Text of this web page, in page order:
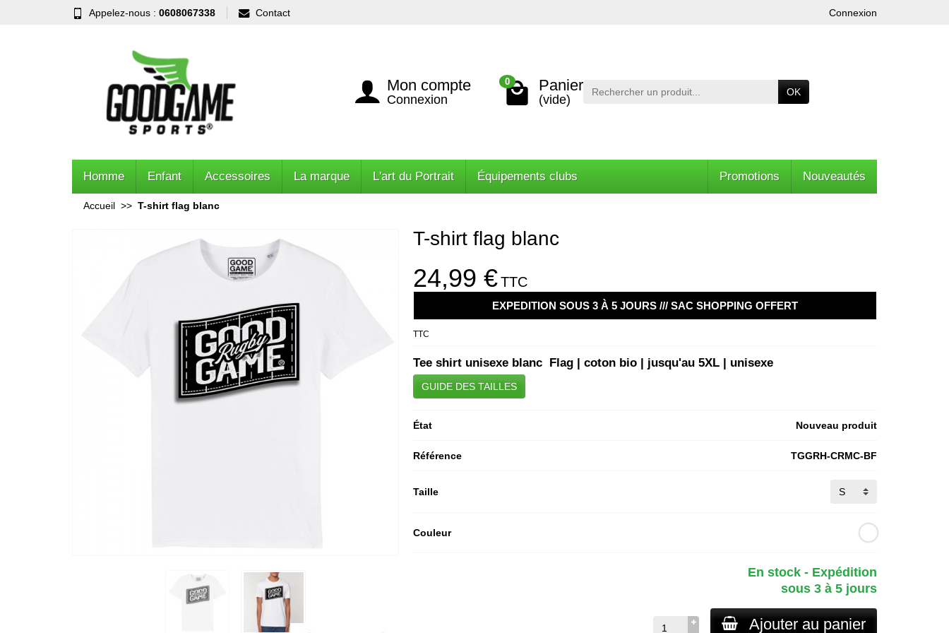
Appelez-nous : 0608067338 Contact Connexion
Mon compte
Connexion
0 Panier
(vide)
OK
Homme Enfant Accessoires La marque L'art du Portrait Équipements clubs Promotions Nouveautés
Accueil T-shirt flag blanc
T-shirt flag blanc
24,99 €TTC
EXPEDITION SOUS 3 À 5 JOURS /// SAC SHOPPING OFFERT
TTC
Tee shirt unisexe blanc Flag | coton bio | jusqu'au 5XL | unisexe
GUIDE DES TAILLES
État Nouveau produit
Référence TGGRH-CRMC-BF
Taille
Couleur
En stock - Expédition
sous 3 à 5 jours
Ajouter au panier